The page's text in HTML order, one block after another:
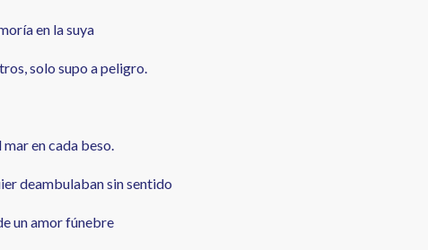
en la suya
solo supo a peligro.
en cada beso.
deambulaban sin sentido
un amor fúnebre